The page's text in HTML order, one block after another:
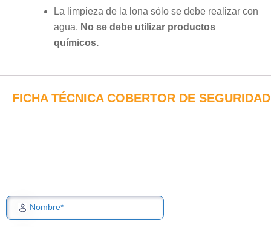
La limpieza de la lona sólo se debe realizar con
agua. No se debe utilizar productos
químicos.
FICHA TÉCNICA COBERTOR DE
Nombre*